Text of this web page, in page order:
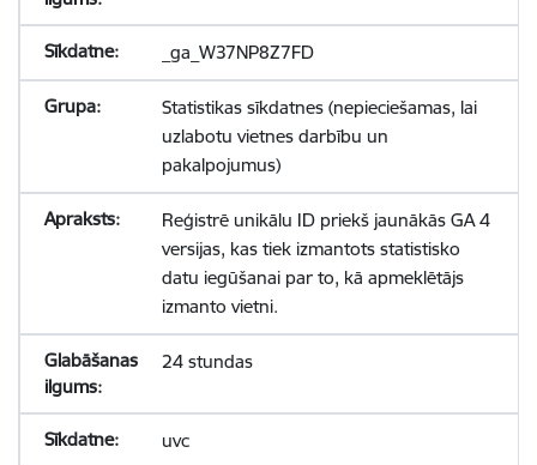
_ga_W37NP8Z7FD
Statistikas sīkdatnes (nepieciešamas, lai
uzlabotu vietnes darbību un
pakalpojumus)
Reģistrē unikālu ID priekš jaunākās GA 4
versijas, kas tiek izmantots statistisko
datu iegūšanai par to, kā apmeklētājs
izmanto vietni.
24 stundas
uvc